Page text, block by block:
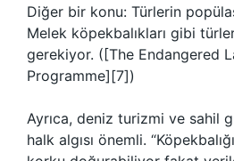
Diğer bir konu: Türlerin
Melek köpekbalıkları gibi
gerekiyor. ([The Endangered
Programme][7])
Ayrıca, deniz turizmi ve sahil
halk algısı önemli.